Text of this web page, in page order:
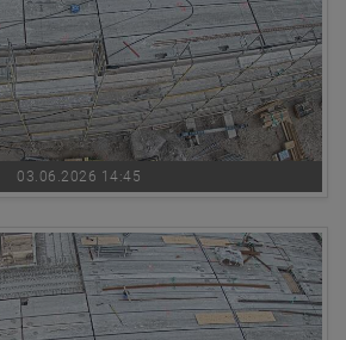
03.06.2026 14:45